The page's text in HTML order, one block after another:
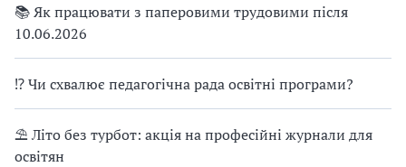
📚 Як працювати з паперовими трудовими після
10.06.2026
⁉ Чи схвалює педагогічна рада освітні програми?
⛱ Літо без турбот: акція на професійні журнали для
освітян